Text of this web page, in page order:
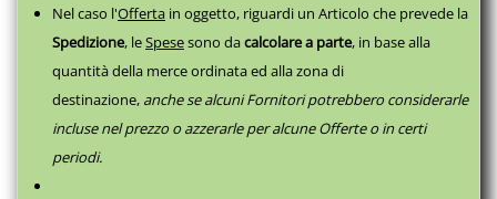
Schermo
Display LCD retro-illuminato multicolor
Visualizzazione
Manuale, beginner, advance, sporty, cardio, watt, recovery, body
fat tester, 4 HRC
Dimensioni
166 x 55 x 159,6 cm
Nel caso l'Offerta in oggetto, riguardi un Articolo che prevede la
Spedizione, leSpesesono dacalcolare a parte, in base alla
quantità della merce ordinata ed alla zona di
destinazione, anche se alcuni Fornitori potrebbero considerarle
incluse nel prezzo o azzerarle per alcune Offerte o in certi
periodi.